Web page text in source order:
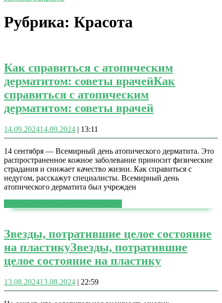
Рубрика: Красота
Как справиться с атопическим
дерматитом: советы врачейКак
справиться с атопическим
дерматитом: советы врачей
14.09.202414.09.2024 | 13:11
14 сентября — Всемирный день атопического дерматита. Это
распространенное кожное заболевание приносит физические
страдания и снижает качество жизни. Как справиться с
недугом, расскажут специалисты. Всемирный день
атопического дерматита был учрежден
Звезды, потратившие целое состояние
на пластикуЗвезды, потратившие
целое состояние на пластику
13.08.202413.08.2024 | 22:59